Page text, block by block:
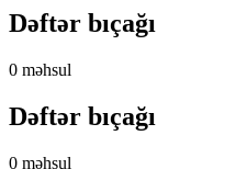
Dəftər bıçağı
0 məhsul
Dəftər bıçağı
0 məhsul